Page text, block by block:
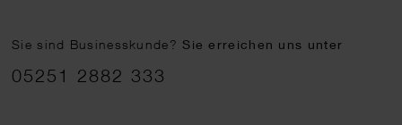
Sie sind Businesskunde?Sie erreichen uns unter
05251 2882 333